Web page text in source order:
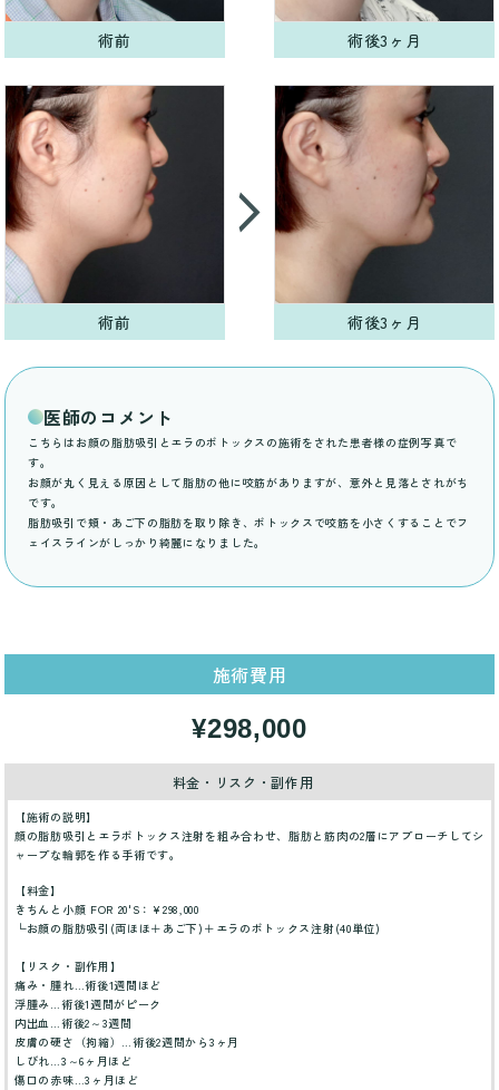
術前 術後3ヶ月
術前 術後3ヶ月
医師のコメント
こちらはお顔の脂肪吸引とエラのボトックスの施術をされた患者様の症例写真で
す。
お顔が丸く見える原因として脂肪の他に咬筋がありますが、意外と見落とされがち
です。
脂肪吸引で頬・あご下の脂肪を取り除き、ボトックスで咬筋を小さくすることでフ
ェイスラインがしっかり綺麗になりました。
施術費用
¥298,000
料金・リスク・副作用
【施術の説明】
顔の脂肪吸引とエラボトックス注射を組み合わせ、脂肪と筋肉の2層にアプローチしてシ
ャープな輪郭を作る手術です。
【料金】
きちんと小顔 FOR 20'S：¥298,000
└お顔の脂肪吸引(両ほほ＋あご下)＋エラのボトックス注射(40単位)
【リスク・副作用】
痛み・腫れ…術後1週間ほど
浮腫み…術後1週間がピーク
内出血…術後2～3週間
皮膚の硬さ（拘縮）…術後2週間から3ヶ月
しびれ…3～6ヶ月ほど
傷口の赤味…3ヶ月ほど